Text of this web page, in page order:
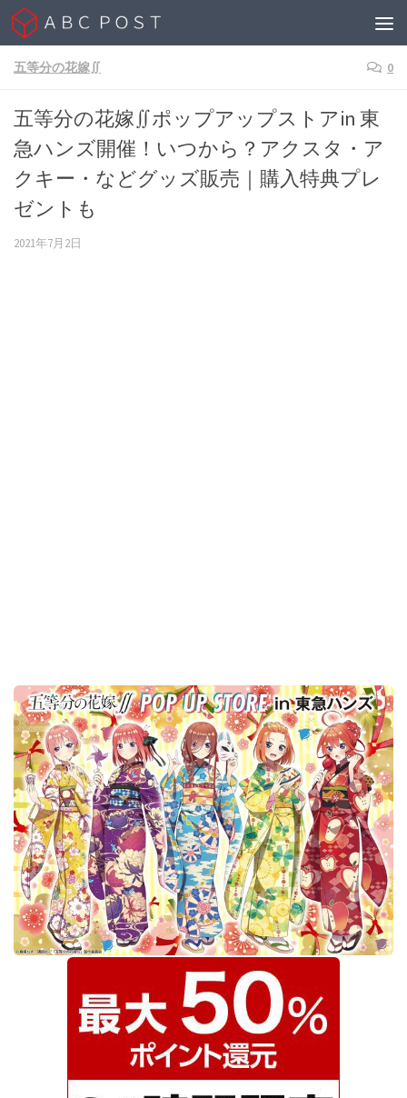
Skip to content
五等分の花嫁∬ 0
五等分の花嫁∬ポップアップストアin 東
急ハンズ開催！いつから？アクスタ・ア
クキー・などグッズ販売｜購入特典プレ
ゼントも
2021年7月2日